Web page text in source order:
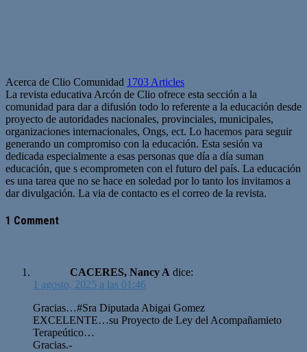
Acerca de Clio Comunidad 1703 Articles
La revista educativa Arcón de Clio ofrece esta sección a la
comunidad para dar a difusión todo lo referente a la educación desde
proyecto de autoridades nacionales, provinciales, municipales,
organizaciones internacionales, Ongs, ect. Lo hacemos para seguir
generando un compromiso con la educación. Esta sesión va
dedicada especialmente a esas personas que día a día suman
educación, que s ecomprometen con el futuro del país. La educación
es una tarea que no se hace en soledad por lo tanto los invitamos a
dar divulgación. La via de contacto es el correo de la revista.
web
1 Comment
CACERES, Nancy A dice:
1 agosto, 2025 a las 01:46
Gracias…#Sra Diputada Abigai Gomez
EXCELENTE…su Proyecto de Ley del Acompañamieto
Terapeútico…
Gracias.-